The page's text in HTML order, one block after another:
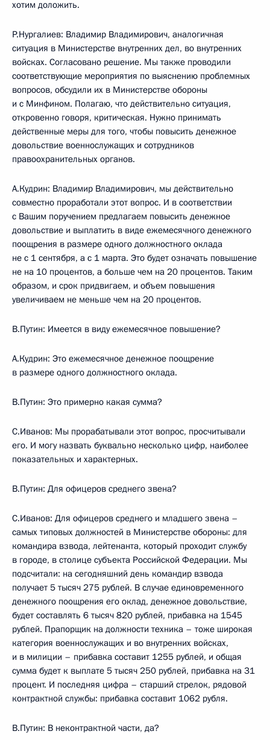
хотим доложить.
Р.Нургалиев: Владимир Владимирович, аналогичная
ситуация в Министерстве внутренних дел, во внутренних
войсках. Согласовано решение. Мы также проводили
соответствующие мероприятия по выяснению проблемных
вопросов, обсудили их в Министерстве обороны
и с Минфином. Полагаю, что действительно ситуация,
откровенно говоря, критическая. Нужно принимать
действенные меры для того, чтобы повысить денежное
довольствие военнослужащих и сотрудников
правоохранительных органов.
А.Кудрин: Владимир Владимирович, мы действительно
совместно проработали этот вопрос. И в соответствии
с Вашим поручением предлагаем повысить денежное
довольствие и выплатить в виде ежемесячного денежного
поощрения в размере одного должностного оклада
не с 1 сентября, а с 1 марта. Это будет означать повышение
не на 10 процентов, а больше чем на 20 процентов. Таким
образом, и срок придвигаем, и объем повышения
увеличиваем не меньше чем на 20 процентов.
В.Путин: Имеется в виду ежемесячное повышение?
А.Кудрин: Это ежемесячное денежное поощрение
в размере одного должностного оклада.
В.Путин: Это примерно какая сумма?
С.Иванов: Мы прорабатывали этот вопрос, просчитывали
его. И могу назвать буквально несколько цифр, наиболее
показательных и характерных.
В.Путин: Для офицеров среднего звена?
С.Иванов: Для офицеров среднего и младшего звена –
самых типовых должностей в Министерстве обороны: для
командира взвода, лейтенанта, который проходит службу
в городе, в столице субъекта Российской Федерации. Мы
подсчитали: на сегодняшний день командир взвода
получает 5 тысяч 275 рублей. В случае единовременного
денежного поощрения его оклад, денежное довольствие,
будет составлять 6 тысяч 820 рублей, прибавка на 1545
рублей. Прапорщик на должности техника – тоже широкая
категория военнослужащих и во внутренних войсках,
и в милиции – прибавка составит 1255 рублей, и общая
сумма будет к выплате 5 тысяч 250 рублей, прибавка на 31
процент. И последняя цифра – старший стрелок, рядовой
контрактной службы: прибавка составит 1062 рубля.
В.Путин: В неконтрактной части, да?